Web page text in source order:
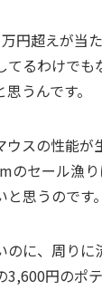
円超えが当
てるわけで
うんです。
スの性能が
のセール漁
思うのです。
のに、周り
3,600円のポ